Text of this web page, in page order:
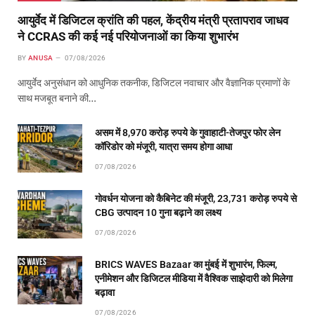
आयुर्वेद में डिजिटल क्रांति की पहल, केंद्रीय मंत्री प्रतापराव जाधव
ने CCRAS की कई नई परियोजनाओं का किया शुभारंभ
BY ANUSA 07/08/2026
आयुर्वेद अनुसंधान को आधुनिक तकनीक, डिजिटल नवाचार और वैज्ञानिक प्रमाणों के
साथ मजबूत बनाने की…
असम में 8,970 करोड़ रुपये के गुवाहाटी-तेजपुर फोर लेन
कॉरिडोर को मंजूरी, यात्रा समय होगा आधा
07/08/2026
गोवर्धन योजना को कैबिनेट की मंजूरी, 23,731 करोड़ रुपये से
CBG उत्पादन 10 गुना बढ़ाने का लक्ष्य
07/08/2026
BRICS WAVES Bazaar का मुंबई में शुभारंभ, फिल्म,
एनीमेशन और डिजिटल मीडिया में वैश्विक साझेदारी को मिलेगा
बढ़ावा
07/08/2026